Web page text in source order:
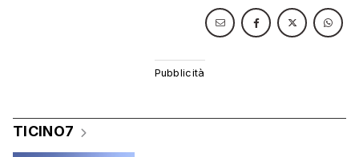
TICINO7